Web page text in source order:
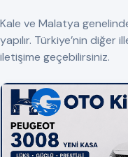
Kale ve Malatya
yapılır. Türkiye’nin diğer
iletişime geçebilirsiniz.